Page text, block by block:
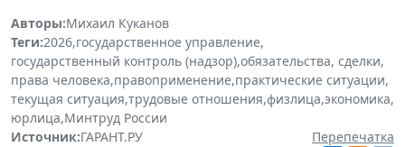
Авторы:Михаил Куканов
Теги:2026,государственное управление,
государственный контроль (надзор),обязательства, сделки,
права человека,правоприменение,практические ситуации,
текущая ситуация,трудовые отношения,физлица,экономика,
юрлица,Минтруд России
Источник:ГАРАНТ.РУ
Перепечатка